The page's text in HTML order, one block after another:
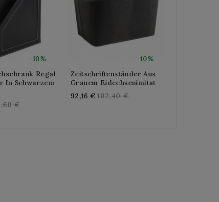
-10%
Regal
In Schwarzem
€
-10%
Zeitschriftenständer Aus
Grauem Eidechsenimitat
92,16 € Regular
102,40 €